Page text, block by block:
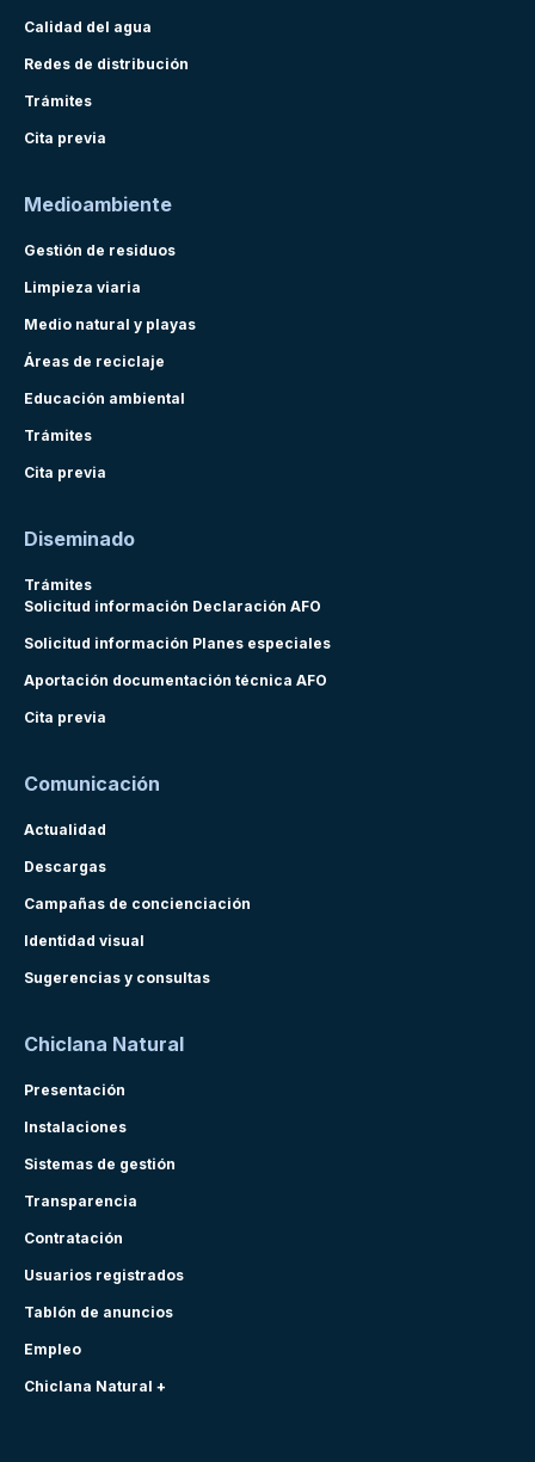
Calidad del agua
Redes de distribución
Trámites
Cita previa
Medioambiente
Gestión de residuos
Limpieza viaria
Medio natural y playas
Áreas de reciclaje
Educación ambiental
Trámites
Cita previa
Diseminado
Trámites
Solicitud información Declaración AFO
Solicitud información Planes especiales
Aportación documentación técnica AFO
Cita previa
Comunicación
Actualidad
Descargas
Campañas de concienciación
Identidad visual
Sugerencias y consultas
Chiclana Natural
Presentación
Instalaciones
Sistemas de gestión
Transparencia
Contratación
Usuarios registrados
Tablón de anuncios
Empleo
Chiclana Natural +